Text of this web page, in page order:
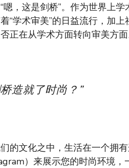
，这是剑桥”。作为世界上
“学术审美”的日益流行，加
正在从学术方面转向审美方面
造就了时尚？”
的文化之中，生活在一个拥
）来展示您的时尚环境，